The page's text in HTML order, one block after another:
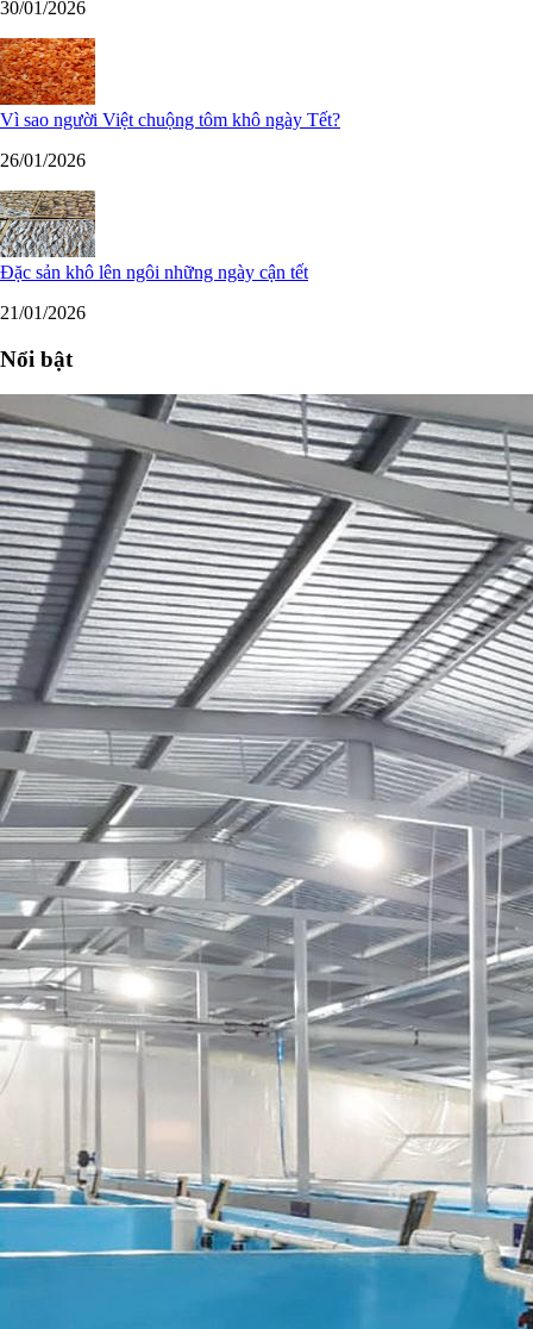
30/01/2026
Vì sao người Việt chuộng tôm khô ngày Tết?
26/01/2026
Đặc sản khô lên ngôi những ngày cận tết
21/01/2026
Nổi bật